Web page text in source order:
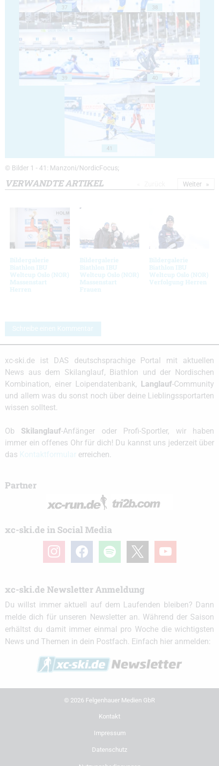
37 38
39 40
41
© Bilder 1 - 41: Manzoni/NordicFocus;
VERWANDTE ARTIKEL
Bildergalerie
Biathlon IBU
Weltcup Oslo (NOR)
Massenstart
Herren
Bildergalerie
Biathlon IBU
Weltcup Oslo (NOR)
Massenstart
Frauen
Bildergalerie
Biathlon IBU
Weltcup Oslo (NOR)
Verfolgung Herren
Weiter
Schreibe einen Kommentar
xc-ski.de ist DAS deutschsprachige Portal mit aktuellen
News aus dem Skilanglauf, Biathlon und der Nordischen
Kombination, einer Loipendatenbank,
Langlauf-Community
und allem was du sonst noch über deine Lieblingssportarten
wissen solltest.
Ob Skilanglauf-Anfänger oder Profi-Sportler, wir haben
immer ein offenes Ohr für dich! Du kannst uns jederzeit über
das
erreichen.
Partner
xc-ski.de in Social Media
instagramfacebook spotify youtube
xc-ski.de Newsletter Anmeldung
Du willst immer aktuell auf dem Laufenden bleiben? Dann
melde dich für unseren Newsletter an. Während der Saison
erhältst du damit immer einmal pro Woche die wichtigsten
News und Themen in dein Postfach. Einfach hier anmelden:
© 2026 Felgenhauer Medien GbR
Kontakt
Impressum
Datenschutz